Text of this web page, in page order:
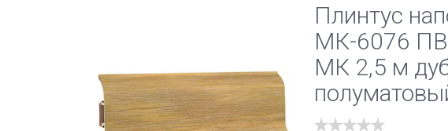
Плинтус
МК-6076
МК 2,5 м